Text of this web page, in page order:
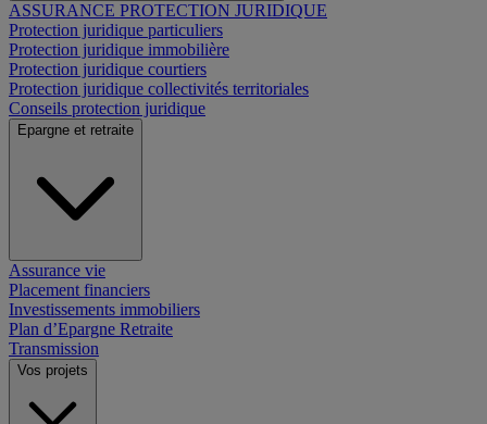
ASSURANCE PROTECTION JURIDIQUE
Protection juridique particuliers
Protection juridique immobilière
Protection juridique courtiers
Protection juridique collectivités territoriales
Conseils protection juridique
Epargne et retraite
Assurance vie
Placement financiers
Investissements immobiliers
Plan d’Epargne Retraite
Transmission
Vos projets